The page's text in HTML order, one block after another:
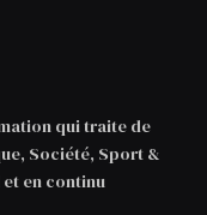
qui traite de
Société, Sport &
en continu